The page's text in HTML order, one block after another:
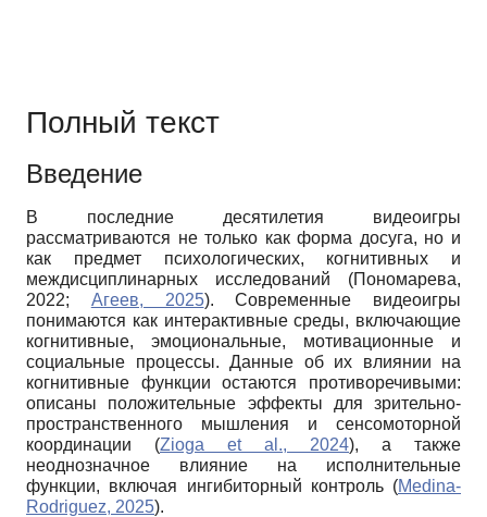
Полный текст
Введение
В последние десятилетия видеоигры
рассматриваются не только как форма досуга, но и
как предмет психологических, когнитивных и
междисциплинарных исследований (Пономарева,
2022; Агеев, 2025). Современные видеоигры
понимаются как интерактивные среды, включающие
когнитивные, эмоциональные, мотивационные и
социальные процессы. Данные об их влиянии на
когнитивные функции остаются противоречивыми:
описаны положительные эффекты для зрительно-
пространственного мышления и сенсомоторной
координации (Zioga et al., 2024), а также
неоднозначное влияние на исполнительные
функции, включая ингибиторный контроль (Medina-
Rodriguez, 2025).